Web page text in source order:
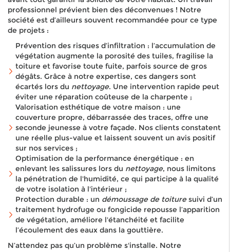
professionnel prévient bien des déconvenues ! Notre
société est d’ailleurs souvent recommandée pour ce type
de projets :
Prévention des risques d’infiltration : l’accumulation de
végétation augmente la porosité des tuiles, fragilise la
toiture et favorise toute fuite, parfois source de gros
dégâts. Grâce à notre expertise, ces dangers sont
écartés lors du nettoyage. Une intervention rapide peut
éviter une réparation coûteuse de la charpente ;
Valorisation esthétique de votre maison : une
couverture propre, débarrassée des traces, offre une
seconde jeunesse à votre façade. Nos clients constatent
une réelle plus-value et laissent souvent un avis positif
sur nos services ;
Optimisation de la performance énergétique : en
enlevant les salissures lors du nettoyage, nous limitons
la pénétration de l'humidité, ce qui participe à la qualité
de votre isolation à l'intérieur ;
Protection durable : un démoussage de toituresuivi d’un
traitement hydrofuge ou fongicide repousse l’apparition
de végétation, améliore l'étanchéité et facilite
l’écoulement des eaux dans la gouttière.
N’attendez pas qu’un problème s'installe. Notre